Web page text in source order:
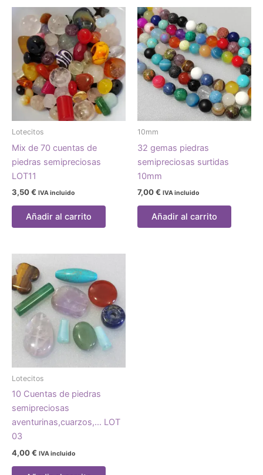
Lotecitos
Mix de 70 cuentas de
piedras semipreciosas
LOT11
3,50€ IVA incluido
Añadir al carrito
10mm
32 gemas piedras
semipreciosas surtidas
10mm
7,00€ IVA incluido
Añadir al carrito
Lotecitos
10 Cuentas de piedras
semipreciosas
aventurinas,cuarzos,… LOT
03
4,00€ IVA incluido